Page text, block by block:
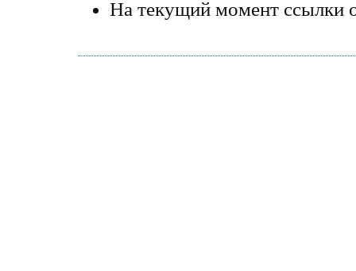
На текущий момент ссылки